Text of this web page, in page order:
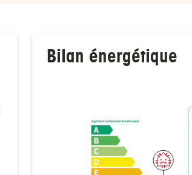
Bilan énergétique
logement extrêmement performant